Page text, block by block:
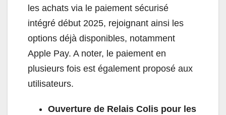
les achats via le paiement sécurisé
intégré début 2025, rejoignant ainsi les
options déjà disponibles, notamment
Apple Pay. A noter, le paiement en
plusieurs fois est également proposé aux
utilisateurs.
Ouverture de Relais Colis pour les